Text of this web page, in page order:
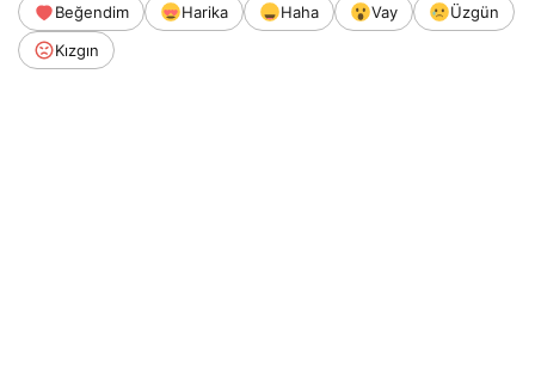
Beğendim Harika Haha Vay
Üzgün
Kızgın